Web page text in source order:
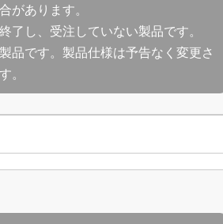
があります。
了し、受注していない製品です。
品です。製品仕様は予告なく変更さ
。